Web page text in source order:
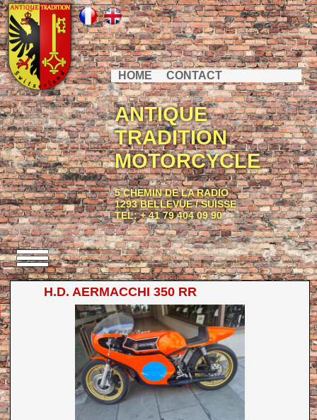
HOME CONTACT
ANTIQUE
TRADITION
MOTORCYCLE
5 CHEMIN DE LA RADIO
1293 BELLEVUE / SUISSE
TEL: + 41 79 404 09 90
H.D. AERMACCHI 350 RR